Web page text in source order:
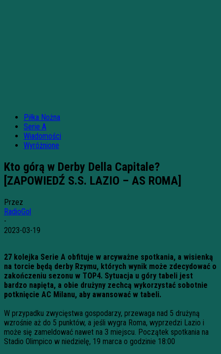
Piłka Nożna
Serie A
Wiadomości
Wyróżnione
Kto górą w Derby Della Capitale?
[ZAPOWIEDŹ S.S. LAZIO – AS ROMA]
Przez
RadioGol
-
2023-03-19
27 kolejka Serie A obfituje w arcyważne spotkania, a wisienką
na torcie będą derby Rzymu, których wynik może zdecydować o
zakończeniu sezonu w TOP4. Sytuacja u góry tabeli jest
bardzo napięta, a obie drużyny zechcą wykorzystać sobotnie
potknięcie AC Milanu, aby awansować w tabeli.
W przypadku zwycięstwa gospodarzy, przewaga nad 5 drużyną
wzrośnie aż do 5 punktów, a jeśli wygra Roma, wyprzedzi Lazio i
może się zameldować nawet na 3 miejscu. Początek spotkania na
Stadio Olimpico w niedzielę, 19 marca o godzinie 18:00